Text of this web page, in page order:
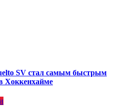
SV стал самым быстрым
Хоккенхайме